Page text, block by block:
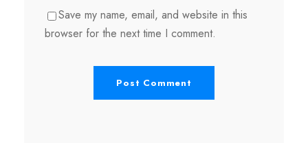
Save my name, email, and website in this
browser for the next time I comment.